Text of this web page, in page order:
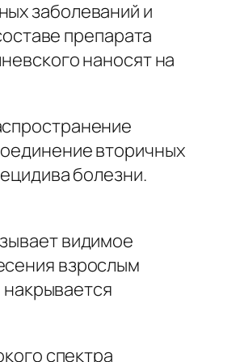
заболеваний и
препарата
наносят на
вторичных
болезни.
видимое
взрослым
спектра